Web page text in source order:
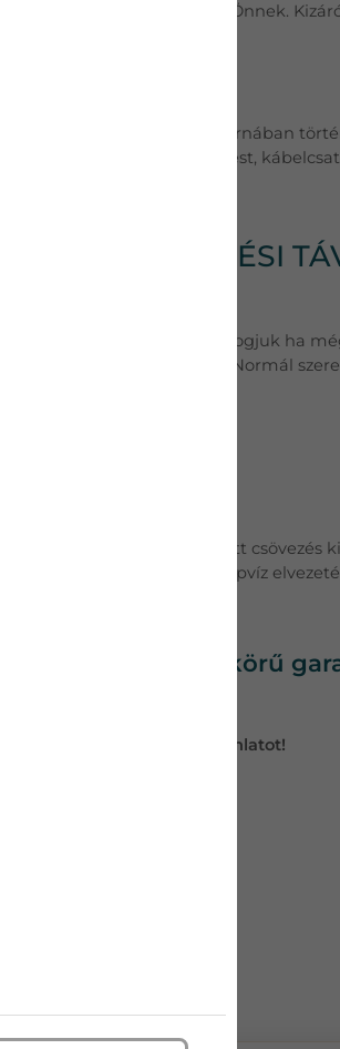
döntést meghozni Önnek.
és elkészítjük árajánlatát!
felszerelését, a kábelcsatornában
hűtőközeg rátöltést,
CSÖVEZÉSI
centiket, ahogyan mi sem fogjuk ha
utáni árajánlatban. Normál
vállalunk falban elvezetett csövezés
elkészítését, a cseppvíz
elvállalni)
5 év teljes körű
szokására szabott árajánlatot!